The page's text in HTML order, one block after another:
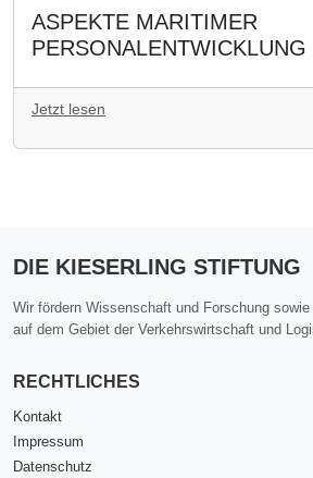
ASPEKTE MARITIMER
PERSONALENTWICKLUNG
Jetzt lesen
DIE KIESERLING STIFTUNG
Wir fördern Wissenschaft und Forschung
auf dem Gebiet der Verkehrswirtschaft und
RECHTLICHES
Kontakt
Impressum
Datenschutz